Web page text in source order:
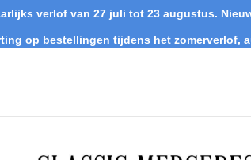
verlof van 27 juli tot 23 augustus.
op bestellingen tijdens het